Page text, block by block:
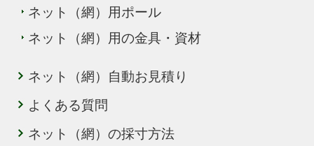
ネット（網）用ポール
ネット（網）用の金具・資材
ネット（網）自動お見積り
よくある質問
ネット（網）の採寸方法